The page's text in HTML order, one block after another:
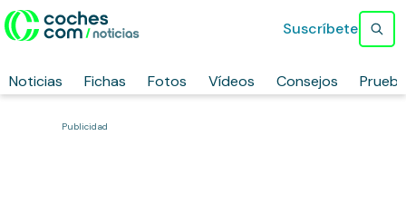
Noticias Fichas Fotos Vídeos Consejos
Suscríbete
Publicidad